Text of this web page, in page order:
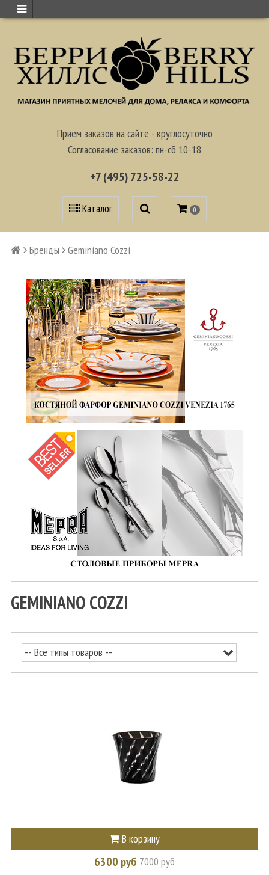
Прием заказов на сайте - круглосуточно
Согласование заказов: пн-сб 10-18
+7 (495) 725-58-22
Каталог 0
Бренды Geminiano Cozzi
GEMINIANO COZZI
В корзину
6300 руб 7000 руб